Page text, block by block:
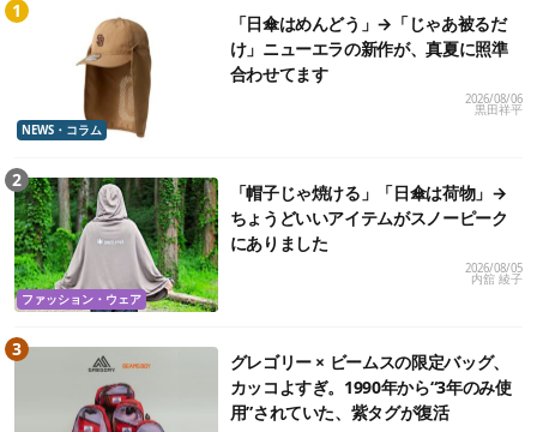
NEWS・コラム
「日傘はめんどう」→「じゃあ被るだ
け」ニューエラの新作が、真夏に照準
合わせてます
2026/08/06
黒田祥平
ファッション・ウェア
「帽子じゃ焼ける」「日傘は荷物」→
ちょうどいいアイテムがスノーピーク
にありました
2026/08/05
内舘 綾子
グレゴリー × ビームスの限定バッグ、
カッコよすぎ。1990年から“3年のみ使
用”されていた、紫タグが復活